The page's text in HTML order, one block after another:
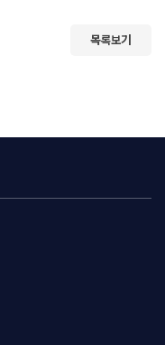
목록보기